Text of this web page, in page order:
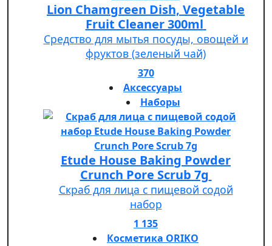
Lion Chamgreen Dish, Vegetable
Fruit Cleaner 300ml
Средство для мытья посуды, овощей и
фруктов (зеленый чай)
370
Аксессуары
Наборы
Etude House Baking Powder
Crunch Pore Scrub 7g
Скраб для лица с пищевой содой
набор
1 135
Косметика ORIKO